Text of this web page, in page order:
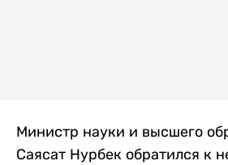
Министр науки и высшего
Саясат Нурбек обратился к